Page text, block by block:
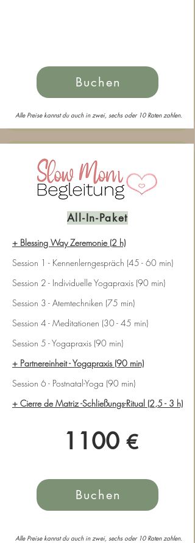
Alle Preise kannst du auch in zwei, sechs oder 10 Raten zahlen.
All-In-Paket
+ Blessing Way Zeremonie (2 h)
Session 1 - Kennenlerngespräch (45 - 60 min)
Session 2 - Individuelle Yogapraxis (90 min)
Session 3 - Atemtechniken (75 min)
Session 4 - Meditationen (30 - 45 min)
Session 5 - Yogapraxis (90 min)
+ Partnereinheit - Yogapraxis (90 min)
Session 6 - Postnatal-Yoga (90 min)
+ Cierre de Matriz -Schließungs-Ritual (2,5 - 3 h)
1100 €
Alle Preise kannst du auch in zwei, sechs oder 10 Raten zahlen.
Buchen
Buchen